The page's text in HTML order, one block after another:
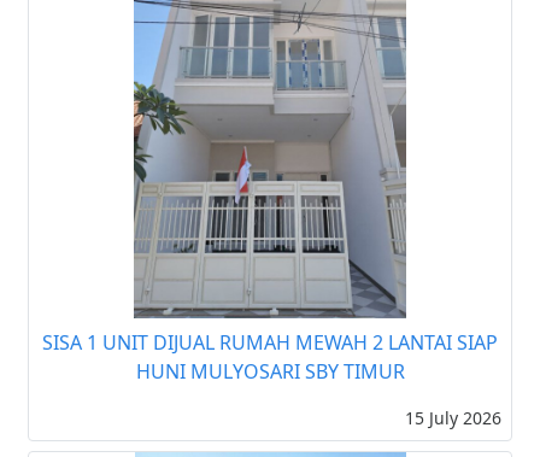
SISA 1 UNIT DIJUAL RUMAH MEWAH 2 LANTAI SIAP
HUNI MULYOSARI SBY TIMUR
15 July 2026